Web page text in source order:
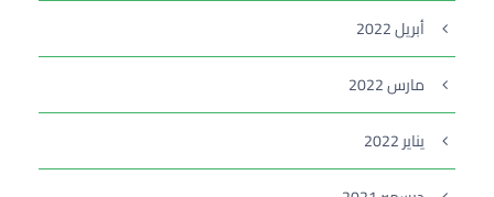
أبريل 2022
مارس 2022
يناير 2022